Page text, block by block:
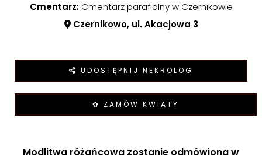
Cmentarz:Cmentarz parafialny w Czernikowie
Czernikowo, ul. Akacjowa 3
UDOSTĘPNIJ NEKROLOG
✿ ZAMÓW KWIATY
Modlitwa różańcowa zostanie odmówiona w